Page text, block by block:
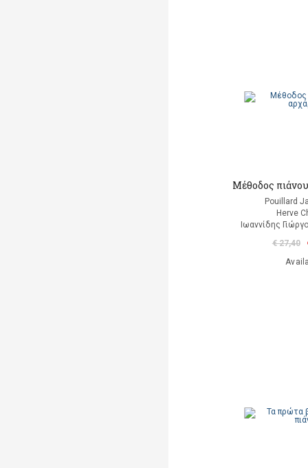
Μέθοδος
Pouillard
Herve
Ιωαννίδης
€ 27,40